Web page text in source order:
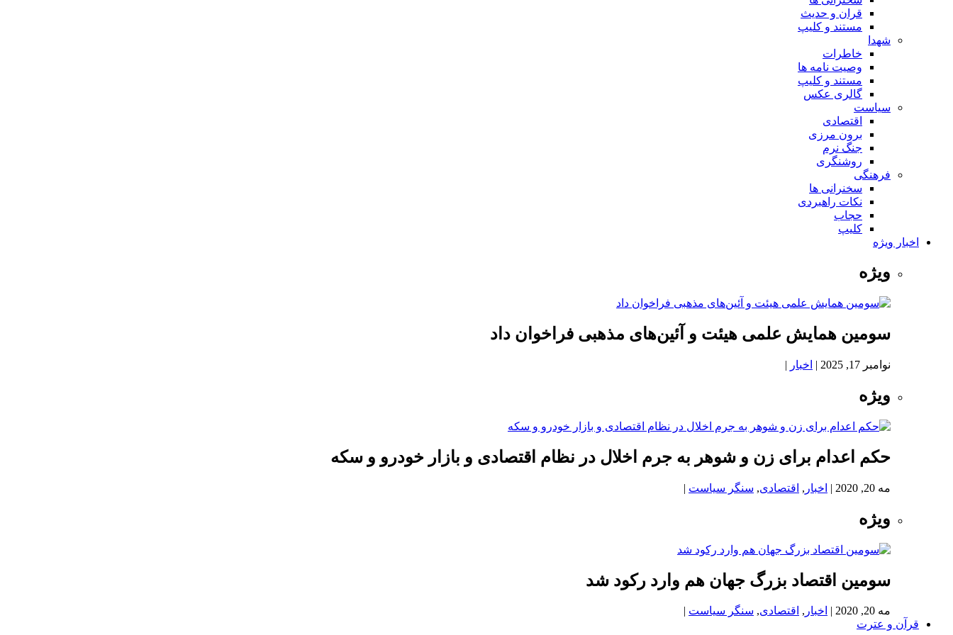
قران و حدیث
مستند و کلیپ
شهدا
خاطرات
وصیت نامه ها
مستند و کلیپ
گالری عکس
سیاست
اقتصادی
برون مرزی
جنگ نرم
روشنگری
فرهنگی
سخنرانی ها
نکات راهبردی
حجاب
کلیپ
اخبار ویژه
ویژه
سومین همایش علمی هیئت و آئین‌های مذهبی فراخوان داد
نوامبر 17, 2025 | اخبار |
ویژه
حکم اعدام برای زن و شوهر به جرم اخلال در نظام اقتصادی و بازار خودرو و سکه
مه 20, 2020 | اخبار , اقتصادی, سنگر سیاست |
ویژه
سومین اقتصاد بزرگ جهان هم وارد رکود شد
مه 20, 2020 | اخبار , اقتصادی, سنگر سیاست |
قرآن و عترت